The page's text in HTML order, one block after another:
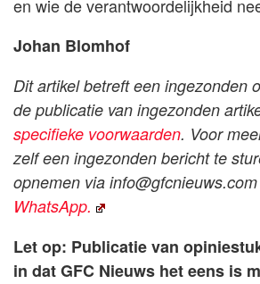
en wie de verantwoordelijkheid
Johan Blomhof
Dit artikel betreft een ingezonden
de publicatie van ingezonden
specifieke voorwaarden. Voor
zelf een ingezonden bericht te
opnemen via info@gfcnieuws.com
WhatsApp.
Let op: Publicatie van
in dat GFC Nieuws het eens is